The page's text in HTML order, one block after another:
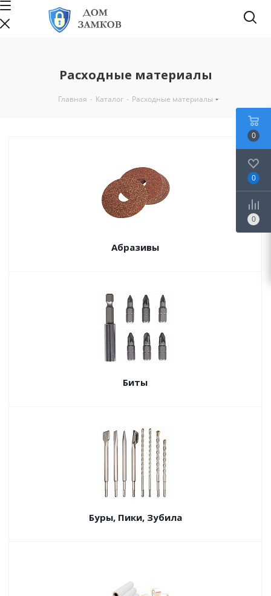
Расходные материалы
Главная - Каталог - Расходные материалы
Абразивы
Биты
Буры, Пики, Зубила
0
0
0